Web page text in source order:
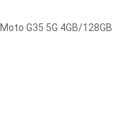
G35 5G 4GB/128GB